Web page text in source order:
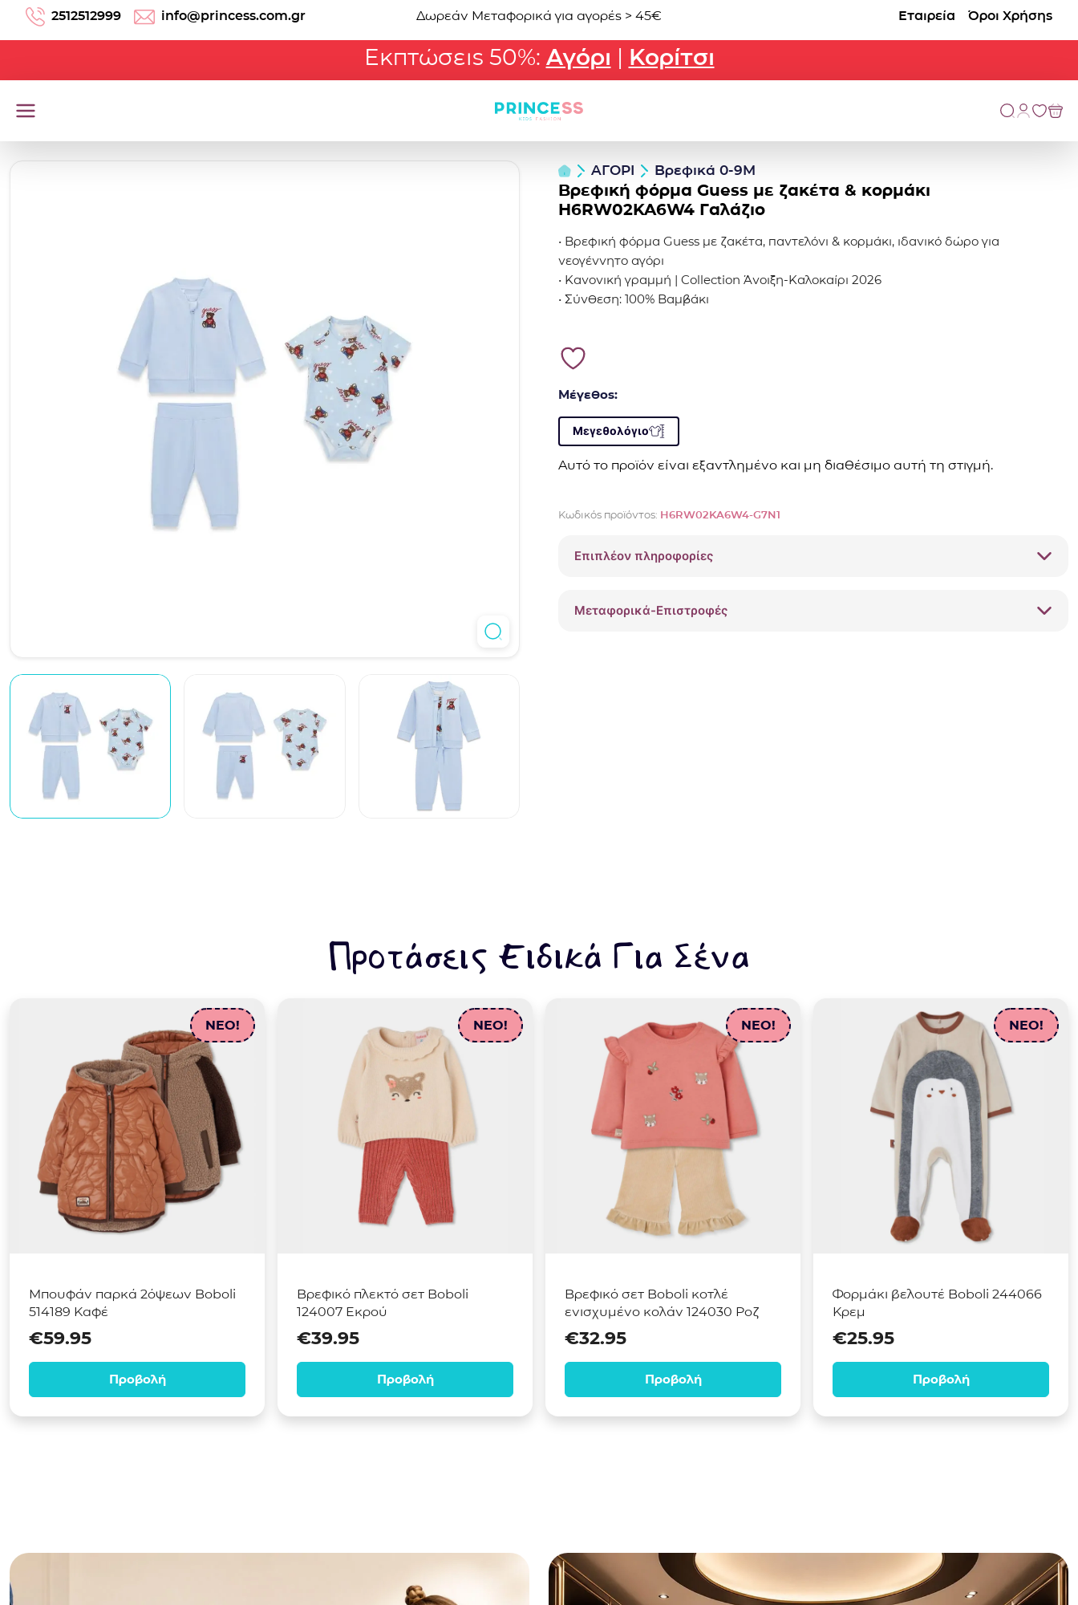
Μετάβαση στο περιεχόμενο
2512512999 info@princess.com.gr Δωρεάν Μεταφορικά για αγορές > 45€ Εταιρεία Όροι Χρήσης
Εκπτώσεις 50%: Αγόρι | Κορίτσι
ΑΓΟΡΙ Βρεφικά 0-9Μ
Βρεφική φόρμα Guess με ζακέτα & κορμάκι
H6RW02KA6W4 Γαλάζιο
• Βρεφική φόρμα Guess με ζακέτα, παντελόνι & κορμάκι, ιδανικό δώρο για
νεογέννητο αγόρι
• Κανονική γραμμή | Collection Άνοιξη-Καλοκαίρι 2026
• Σύνθεση: 100% Βαμβάκι
Μέγεθος:
Μεγεθολόγιο
Αυτό το προϊόν είναι εξαντλημένο και μη διαθέσιμο αυτή τη στιγμή.
Κωδικός προϊόντος: H6RW02KA6W4-G7N1
Επιπλέον πληροφορίες
Μεταφορικά-Επιστροφές
Προτάσεις Ειδικά Για Σένα
NEO!
Μπουφάν παρκά 2όψεων Boboli
514189 Καφέ
€59.95
Προβολή
NEO!
Βρεφικό πλεκτό σετ Boboli
124007 Εκρού
€39.95
Προβολή
NEO!
Βρεφικό σετ Boboli κοτλέ
ενισχυμένο κολάν 124030 Ροζ
€32.95
Προβολή
NEO!
Φορμάκι βελουτέ Boboli 244066
Κρεμ
€25.95
Προβολή